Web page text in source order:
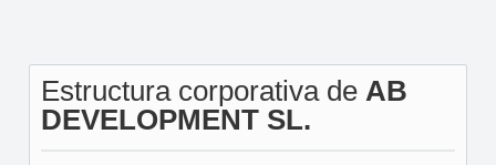
Estructura corporativa de AB
DEVELOPMENT SL.